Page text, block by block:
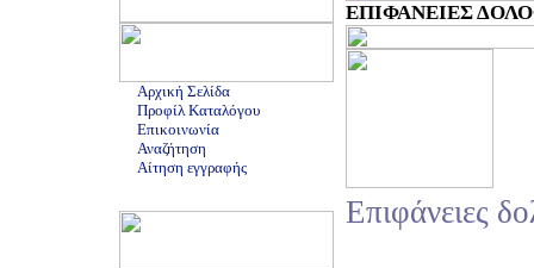
Αρχική Σελίδα
Προφίλ Καταλόγου
Επικοινωνία
Αναζήτηση
Αίτηση εγγραφής
ΕΠΙΦΑΝΕΙΕΣ
Επιφάνειες